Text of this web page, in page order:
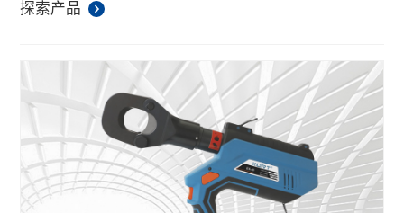
高性能、高容量14.4V锂电池，配备快速充电器。
探索产品